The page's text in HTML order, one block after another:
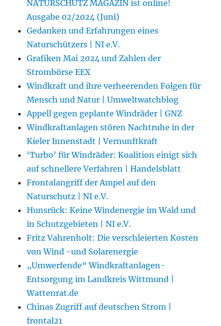
NATURSCHUTZ MAGAZIN ist online!
Ausgabe 02/2024 (Juni)
Gedanken und Erfahrungen eines
Naturschützers | NI e.V.
Grafiken Mai 2024 und Zahlen der
Strombörse EEX
Windkraft und ihre verheerenden Folgen für
Mensch und Natur | Umweltwatchblog
Appell gegen geplante Windräder | GNZ
Windkraftanlagen stören Nachtruhe in der
Kieler Innenstadt | Vernunftkraft
‘Turbo’ für Windräder: Koalition einigt sich
auf schnellere Verfahren | Handelsblatt
Frontalangriff der Ampel auf den
Naturschutz | NI e.V.
Hunsrück: Keine Windenergie im Wald und
in Schutzgebieten | NI e.V.
Fritz Vahrenholt: Die verschleierten Kosten
von Wind -und Solarenergie
„Umwerfende“ Windkraftanlagen-
Entsorgung im Landkreis Wittmund |
Wattenrat.de
Chinas Zugriff auf deutschen Strom |
frontal21